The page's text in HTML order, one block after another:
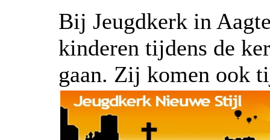
Bij Jeugdkerk in
kinderen tijdens de
gaan. Zij komen ook